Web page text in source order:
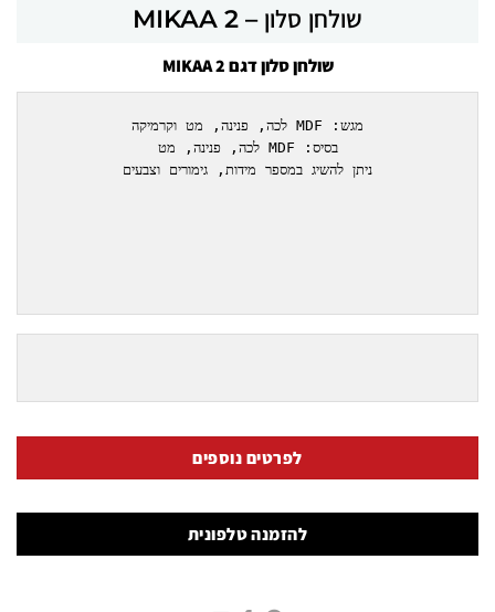
שולחן סלון – MIKAA 2
שולחן סלון דגם MIKAA 2
בסיס: MDF לכה, פנינה, מט
לפרטים נוספים
להזמנה טלפונית